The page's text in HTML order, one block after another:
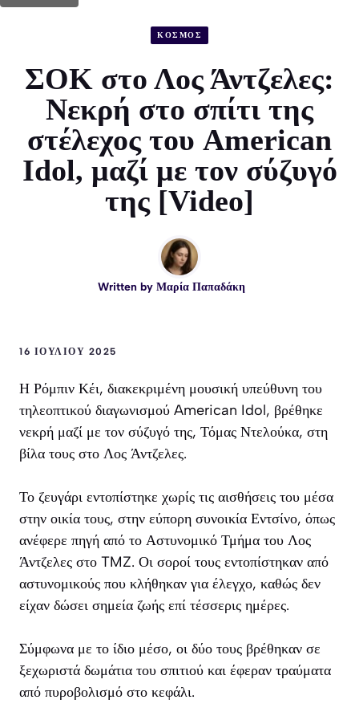
ΚΟΣΜΟΣ
ΣΟΚ στο Λος Άντζελες:
Νεκρή στο σπίτι της
στέλεχος του American
Idol, μαζί με τον σύζυγό
της [Video]
Written by Μαρία Παπαδάκη
16 ΙΟΥΛΊΟΥ 2025
Η Ρόμπιν Κέι, διακεκριμένη μουσική υπεύθυνη του
τηλεοπτικού διαγωνισμού American Idol, βρέθηκε
νεκρή μαζί με τον σύζυγό της, Τόμας Ντελούκα, στη
βίλα τους στο Λος Άντζελες.
Το ζευγάρι εντοπίστηκε χωρίς τις αισθήσεις του μέσα
στην οικία τους, στην εύπορη συνοικία Εντσίνο, όπως
ανέφερε πηγή από το Αστυνομικό Τμήμα του Λος
Άντζελες στο TMZ. Οι σοροί τους εντοπίστηκαν από
αστυνομικούς που κλήθηκαν για έλεγχο, καθώς δεν
είχαν δώσει σημεία ζωής επί τέσσερις ημέρες.
Σύμφωνα με το ίδιο μέσο, οι δύο τους βρέθηκαν σε
ξεχωριστά δωμάτια του σπιτιού και έφεραν τραύματα
από πυροβολισμό στο κεφάλι.